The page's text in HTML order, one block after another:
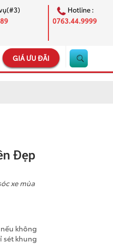
Hotline :
0763.44.9999
GIÁ ƯU ĐÃI
Đẹp
xe mùa
không
sét khung